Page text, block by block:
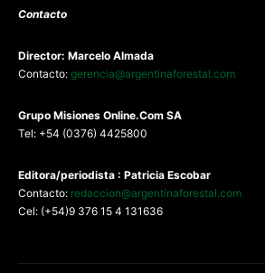
Contacto
Director: Marcelo Almada
Contacto: gerencia@argentinaforestal.com
Grupo Misiones Online.Com SA
Tel: +54 (0376) 4425800
Editora/periodista : Patricia Escobar
Contacto: redaccion@argentinaforestal.com
Cel: (+54)9 376 15 4 131636